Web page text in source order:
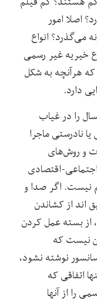
اصلا امور
می‌گذرد؟ انواع
خیریه غیر رسمی
هرآنچه به شکل
دارد.
را در غیاب
نادرستی ماجرا
و روش‌های
اقتصادی
نیست. اگر صدا و
اند از کشاندن
بسته عمل کردن
نیست که
نوشته نشود،
اتفاقی که
را از آنها